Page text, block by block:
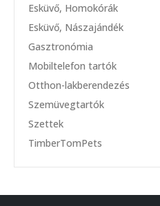
Esküvő, Homokórák
Esküvő, Nászajándék
Gasztronómia
Mobiltelefon tartók
Otthon-lakberendezés
Szemüvegtartók
Szettek
TimberTomPets